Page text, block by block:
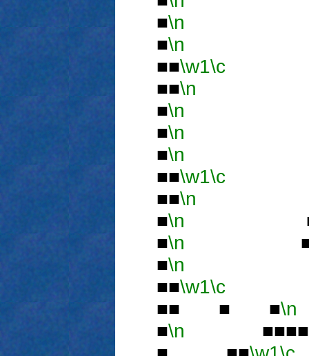
■\n
■\n
■■\w1\c
■■\n
■\n
■\n
■\n
■■\w1\c
■■\n
■\n ■
■\n
■\n
■■\w1\c■
■■ ■ ■\n
■\n